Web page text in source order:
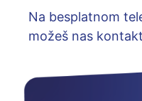
Na besplatnom
možeš nas